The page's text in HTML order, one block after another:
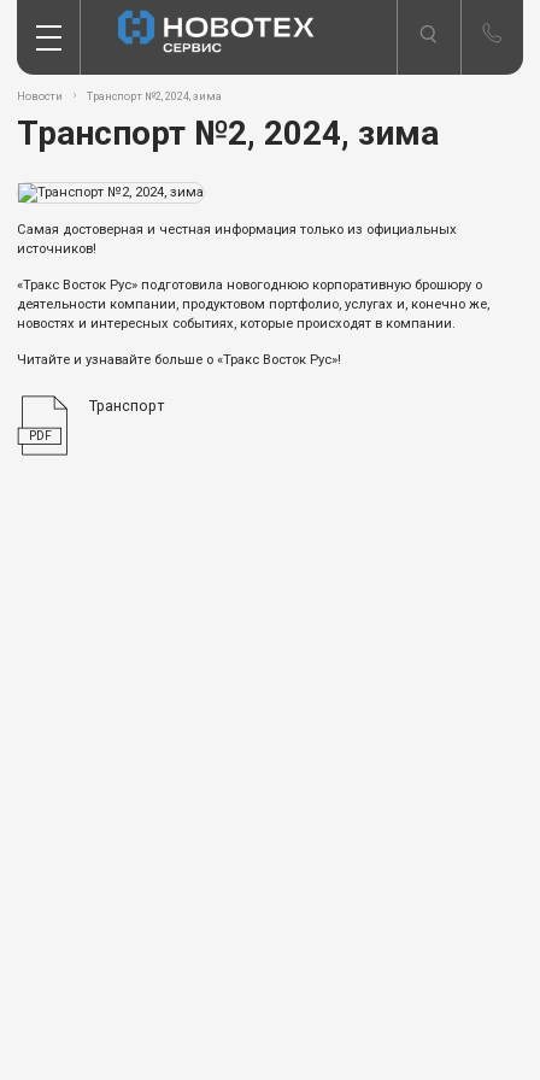
Новости Транспорт №2, 2024, зима
Транспорт №2, 2024, зима
Самая достоверная и честная информация только из официальных
источников!
«Тракс Восток Рус» подготовила новогоднюю корпоративную брошюру о
деятельности компании, продуктовом портфолио, услугах и, конечно же,
новостях и интересных событиях, которые происходят в компании.
Читайте и узнавайте больше о «Тракс Восток Рус»!
PDF
Транспорт